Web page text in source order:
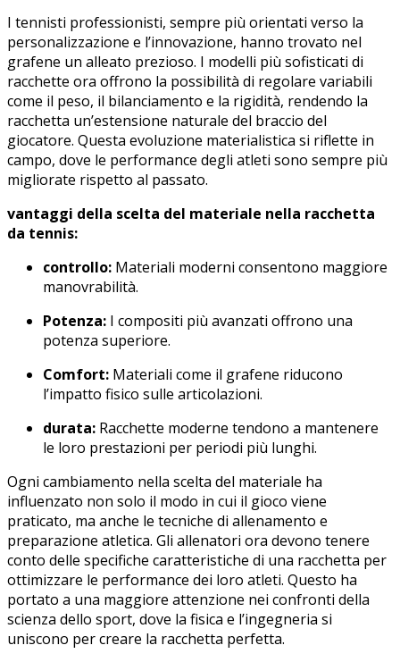
I tennisti‍ professionisti, sempre più orientati verso la
⁤personalizzazione e l’innovazione, hanno⁤ trovato nel
grafene un alleato prezioso. I⁢ modelli più sofisticati di
racchette ora offrono la possibilità di regolare ​variabili
come il peso, il bilanciamento e ‌la‌ rigidità, rendendo la
racchetta ⁢un’estensione naturale del braccio del
giocatore. Questa ⁢evoluzione materialistica si riflette in
campo, dove le performance degli atleti sono sempre più
migliorate rispetto‍ al passato.
vantaggi​ della ⁣scelta del materiale ⁢nella racchetta
da tennis:
controllo: Materiali moderni consentono maggiore
manovrabilità.
Potenza: I compositi più ⁤avanzati offrono ⁣una
potenza ⁢superiore.
Comfort: Materiali come il‌ grafene riducono
l’impatto ⁢fisico‍ sulle articolazioni.
durata: Racchette moderne⁢ tendono a mantenere
le loro⁤ prestazioni​ per⁤ periodi ‍più lunghi.
Ogni​ cambiamento nella scelta del‍ materiale ha
influenzato non solo il modo in cui il gioco viene⁤
praticato, ma⁣ anche le ​tecniche di ‍allenamento ​e
preparazione atletica. Gli allenatori‌ ora devono tenere
conto delle‌ specifiche​ caratteristiche ‌di una racchetta per
ottimizzare le performance dei​ loro ⁢atleti. Questo ha
portato a una⁢ maggiore ​attenzione​ nei confronti della
‍scienza dello sport, dove la fisica ⁤e l’ingegneria‌ si ​
uniscono per‌ creare la racchetta‍ perfetta.